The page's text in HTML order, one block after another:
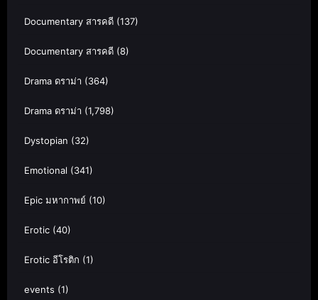
Documentary สารคดี (137)
Documentary สารคดี (8)
Drama ดราม่า (364)
Drama ดราม่า (1,798)
Dystopian (32)
Emotional (341)
Epic มหากาพย์ (10)
Erotic (40)
Erotic อีโรติก (1)
events (1)